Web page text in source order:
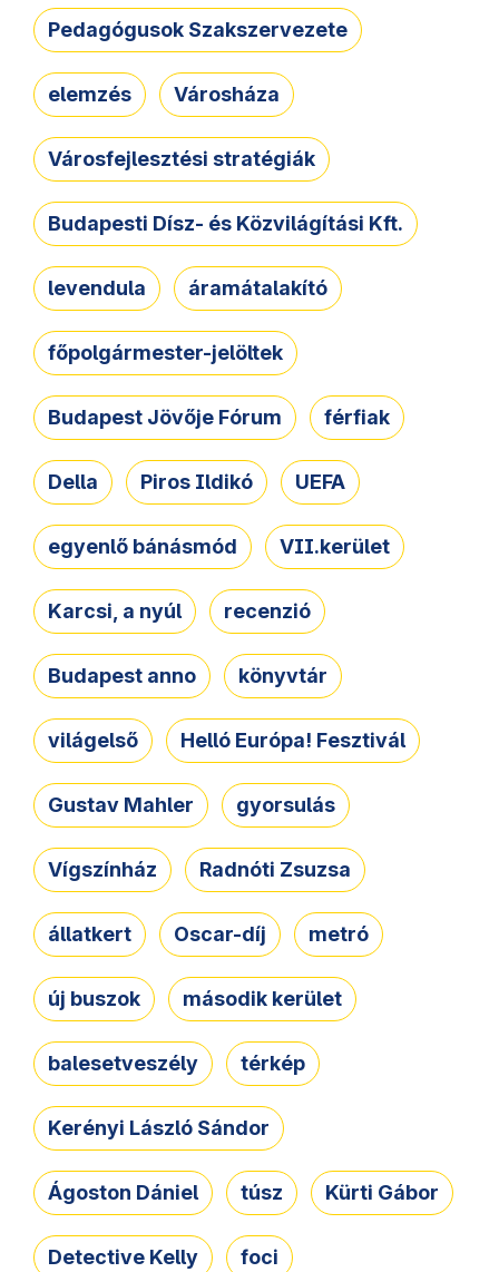
Pedagógusok Szakszervezete
elemzés Városháza
Városfejlesztési stratégiák
Budapesti Dísz- és Közvilágítási Kft.
levendula áramátalakító
főpolgármester-jelöltek
Budapest Jövője Fórum férfiak
Della Piros Ildikó UEFA
egyenlő bánásmód VII.kerület
Karcsi, a nyúl recenzió
Budapest anno könyvtár
világelső Helló Európa! Fesztivál
Gustav Mahler gyorsulás
Vígszínház Radnóti Zsuzsa
állatkert Oscar-díj metró
új buszok második kerület
balesetveszély térkép
Kerényi László Sándor
Ágoston Dániel túsz Kürti Gábor
Detective Kelly foci